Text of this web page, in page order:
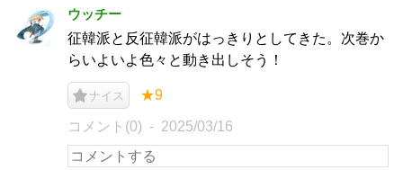
ウッチー
征韓派と反征韓派がはっきりとしてきた。次巻か
らいよいよ色々と動き出しそう！
ナイス ★9
コメント(0) 2025/03/16